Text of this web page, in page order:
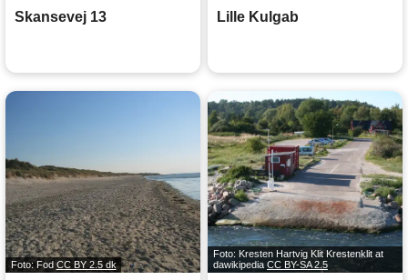
Skansevej 13 Lille Kulgab
Foto: Fod CC BY 2.5 dk
Foto: Kresten Hartvig Klit Krestenklit at
dawikipedia CC BY-SA 2.5